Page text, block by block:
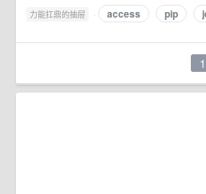
力能扛鼎的抽屉 · access pip
1